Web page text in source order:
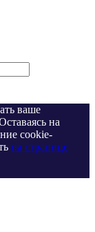
ваше
на
cookie-
на странице